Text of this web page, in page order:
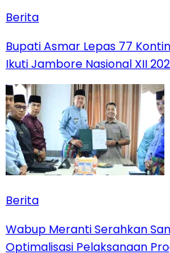
Berita
Bupati Asmar Lepas 77
Ikuti Jambore Nasional XII
Berita
Wabup Meranti Serahkan
Optimalisasi Pelaksanaan